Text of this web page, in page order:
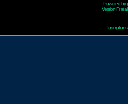
Powered by
Version Fr